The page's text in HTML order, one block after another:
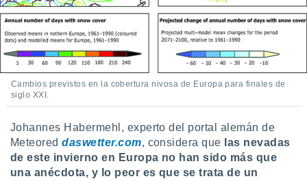
e
mediante
publicidad
publicidad
de
Cambios previstos en la cobertura nivosa de Europa para finales de
siglo XXI.
Johannes Habermehl, experto del portal alemán de
Meteoreddaswetter.com, considera que las nevadas
de este invierno en Europa no han sido más que
una anécdota, y lo peor es que se trata de un